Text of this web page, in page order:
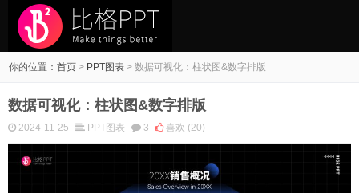
你的位置：首页 > PPT图表 > 数据可视化：柱状图&数字排版
数据可视化：柱状图&数字排版
2024-11-25 PPT图表 3 喜欢 (20)